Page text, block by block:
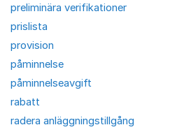
preliminära verifikationer
prislista
provision
påminnelse
påminnelseavgift
rabatt
radera anläggningstillgång